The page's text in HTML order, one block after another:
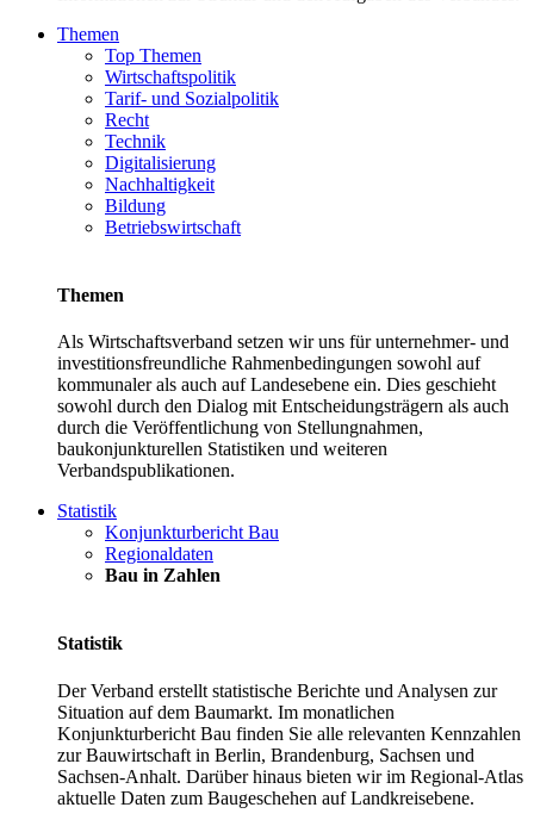
Themen
Top Themen
Wirtschaftspolitik
Tarif- und Sozialpolitik
Recht
Technik
Digitalisierung
Nachhaltigkeit
Bildung
Betriebswirtschaft
Themen
Als Wirtschaftsverband setzen wir uns für unternehmer- und
investitionsfreundliche Rahmenbedingungen sowohl auf
kommunaler als auch auf Landesebene ein. Dies geschieht
sowohl durch den Dialog mit Entscheidungsträgern als auch
durch die Veröffentlichung von Stellungnahmen,
baukonjunkturellen Statistiken und weiteren
Verbandspublikationen.
Statistik
Konjunkturbericht Bau
Regionaldaten
Bau in Zahlen
Statistik
Der Verband erstellt statistische Berichte und Analysen zur
Situation auf dem Baumarkt. Im monatlichen
Konjunkturbericht Bau finden Sie alle relevanten Kennzahlen
zur Bauwirtschaft in Berlin, Brandenburg, Sachsen und
Sachsen-Anhalt. Darüber hinaus bieten wir im Regional-Atlas
aktuelle Daten zum Baugeschehen auf Landkreisebene.